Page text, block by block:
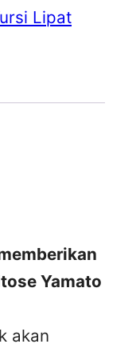
Lipat
Yamato
akan